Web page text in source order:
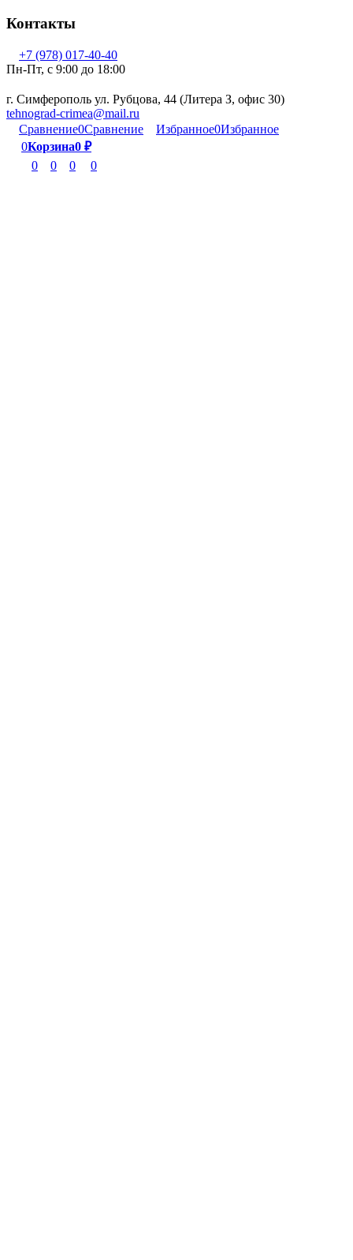
Контакты
+7 (978) 017-40-40
Пн-Пт, c 9:00 до 18:00
г. Симферополь ул. Рубцова, 44 (Литера З, офис 30)
tehnograd-crimea@mail.ru
Сравнение0Сравнение Избранное0Избранное
0Корзина0 ₽
0
0 0 0